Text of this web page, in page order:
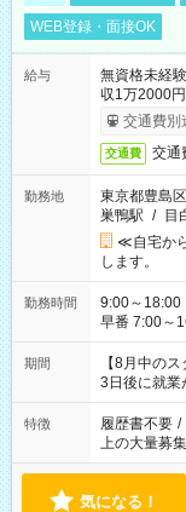
WEB登録・面接OK
給与
無資格未経
収1万2000
交通費別
交通費 交通
勤務地
東京都豊島区
巣鴨駅 / 目
≪自宅か
します。
勤務時間
9:00～18:00（休憩60分） ■ご
早番 7:00～
と休みを合
「できれば
ね。 ※Wワーク希望の方へ 今ご覧のお仕事で希望する勤務時間
と、もう1つ
合は応募で
期間
【8月中の
3日後に就業
特徴 履歴書不要 /
上の大量募集
気になる！